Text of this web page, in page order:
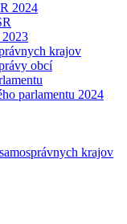
2024
krajov
obcí
parlamentu 2024
krajov